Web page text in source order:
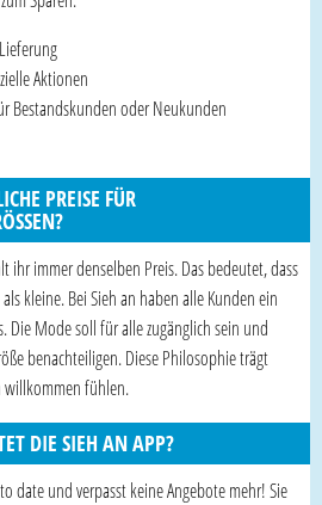
Aktionen
Bestandskunden oder Neukunden
PREISE FÜR
ihr immer denselben Preis. Das bedeutet, dass
kleine. Bei Sieh an haben alle Kunden ein
Die Mode soll für alle zugänglich sein und
benachteiligen. Diese Philosophie trägt
willkommen fühlen.
DIE SIEH AN APP?
date und verpasst keine Angebote mehr! Sie